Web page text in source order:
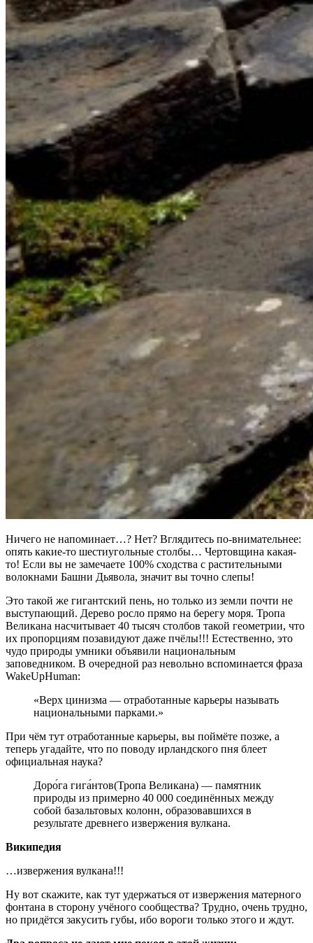
Ничего не напоминает…? Нет? Вглядитесь по-внимательнее:
опять какие-то шестиугольные столбы… Чертовщина какая-
то! Если вы не замечаете 100% сходства с растительными
волокнами Башни Дьявола, значит вы точно слепы!
Это такой же гигантский пень, но только из земли почти не
выступающий. Дерево росло прямо на берегу моря. Тропа
Великана насчитывает 40 тысяч столбов такой геометрии, что
их пропорциям позавидуют даже пчёлы!!! Естественно, это
чудо природы умники объявили национальным
заповедником. В очередной раз невольно вспоминается фраза
WakeUpHuman:
«Верх цинизма — отработанные карьеры называть
национальными парками.»
При чём тут отработанные карьеры, вы поймёте позже, а
теперь угадайте, что по поводу ирландского пня блеет
официальная наука?
Доро́га гига́нтов(Тропа Великана) — памятник
природы из примерно 40 000 соединённых между
собой базальтовых колонн, образовавшихся в
результате древнего извержения вулкана.
Википедия
…извержения вулкана!!!
Ну вот скажите, как тут удержаться от извержения матерного
фонтана в сторону учёного сообщества? Трудно, очень трудно,
но придётся закусить губы, ибо вороги только этого и ждут.